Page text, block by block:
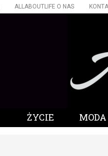
ALLABOUTLIFE O NAS
ŻYCIE MODA